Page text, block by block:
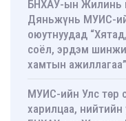
БНХАУ-ын Жилинь
Дяньжүнь МУИС-
оюутнуудад
соёл, эрдэм
хамтын
МУИС-ийн Улс төр
харилцаа, нийтийн